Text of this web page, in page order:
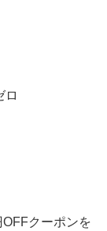
ロ
クーポンを